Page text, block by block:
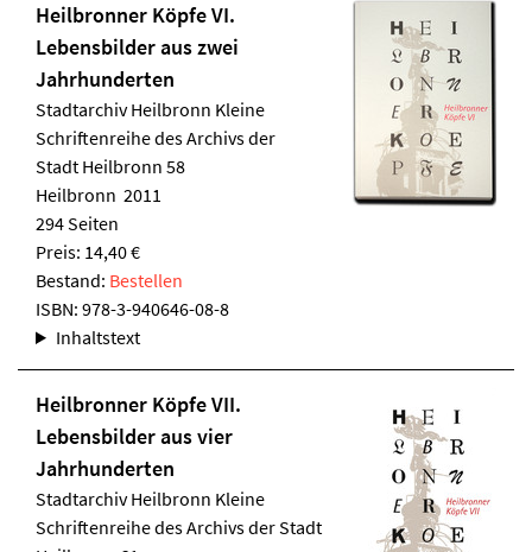
Heilbronner Köpfe VI.
Lebensbilder aus zwei
Jahrhunderten
Stadtarchiv Heilbronn Kleine
Schriftenreihe des Archivs der
Stadt Heilbronn 58
Heilbronn 2011
294 Seiten
Preis: 14,40 €
Bestand: Bestellen
ISBN: 978-3-940646-08-8
Inhaltstext
Heilbronner Köpfe VII.
Lebensbilder aus vier
Jahrhunderten
Stadtarchiv Heilbronn Kleine
Schriftenreihe des Archivs der Stadt